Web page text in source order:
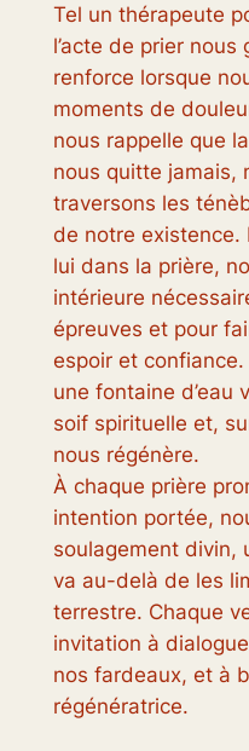
Tel un thérapeute
l’acte de prier
renforce lorsque
moments de
nous rappelle que
nous quitte jamais,
traversons les
de notre existence.
lui dans la prière,
intérieure
épreuves et pour
espoir et
une fontaine d’eau
soif spirituelle et,
nous régénère.
À chaque prière
intention portée,
soulagement divin,
va au-delà de les
terrestre. Chaque
invitation à
nos fardeaux, et à
régénératrice.